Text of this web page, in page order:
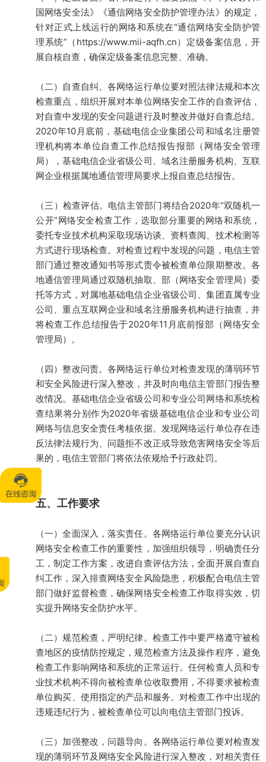
国网络安全法》《通信网络安全防护管理办法》的规定，
针对正式上线运行的网络和系统在“通信网络安全防护管
理系统”（https://www.mii-aqfh.cn）定级备案信息，开
展自核自查，确保定级备案信息完整、准确。
（二）自查自纠。各网络运行单位要对照法律法规和本次
检查重点，组织开展对本单位网络安全工作的自查评估，
对自查中发现的安全问题进行及时整改并做好自查总结。
2020年10月底前，基础电信企业集团公司和域名注册管
理机构将本单位自查工作总结报告报部（网络安全管理
局），基础电信企业省级公司、域名注册服务机构、互联
网企业根据属地通信管理局要求上报自查总结报告。
（三）检查评估。电信主管部门将结合2020年“双随机一
公开”网络安全检查工作，选取部分重要的网络和系统，
委托专业技术机构采取现场访谈、资料查阅、技术检测等
方式进行现场检查。对检查过程中发现的问题，电信主管
部门通过整改通知书等形式责令被检查单位限期整改。各
地通信管理局通过双随机抽取、部（网络安全管理局）委
托等方式，对属地基础电信企业省级公司、集团直属专业
公司、重点互联网企业和域名注册服务机构进行抽查，并
将检查工作总结报告于2020年11月底前报部（网络安全
管理局）。
（四）整改问责。各网络运行单位对检查发现的薄弱环节
和安全风险进行深入整改，并及时向电信主管部门报告整
改情况。基础电信企业省级公司和专业公司网络和系统检
查结果将分别作为2020年省级基础电信企业和专业公司
网络与信息安全责任考核依据。发现网络运行单位存在违
反法律法规行为、问题拒不改正或导致危害网络安全等后
果的，电信主管部门将依法依规给予行政处罚。
五、工作要求
（一）全面深入，落实责任。各网络运行单位要充分认识
网络安全检查工作的重要性，加强组织领导，明确责任分
工，制定工作方案，改进自查评估方法，全面开展自查自
纠工作，深入排查网络安全风险隐患，积极配合电信主管
部门做好监督检查，确保网络安全检查工作取得实效，切
实提升网络安全防护水平。
（二）规范检查，严明纪律。检查工作中要严格遵守被检
查地区的疫情防控规定，规范检查方法及操作程序，避免
检查工作影响网络和系统的正常运行。任何检查人员和专
业技术机构不得向被检查单位收取费用，不得要求被检查
单位购买、使用指定的产品和服务。对检查工作中出现的
违规违纪行为，被检查单位可以向电信主管部门投诉。
（三）加强整改，问题导向。各网络运行单位要对检查发
现的薄弱环节及网络安全风险进行深入整改，对相关责任